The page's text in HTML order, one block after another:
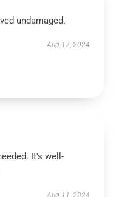
undamaged.
Aug 17, 2024
It's well-
Aug 11, 2024